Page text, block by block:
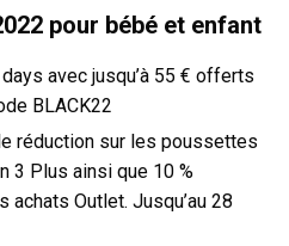
pour bébé et enfant
avec jusqu’à 55 € offerts
BLACK22
réduction sur les poussettes
3 Plus ainsi que 10 %
Outlet. Jusqu’au 28